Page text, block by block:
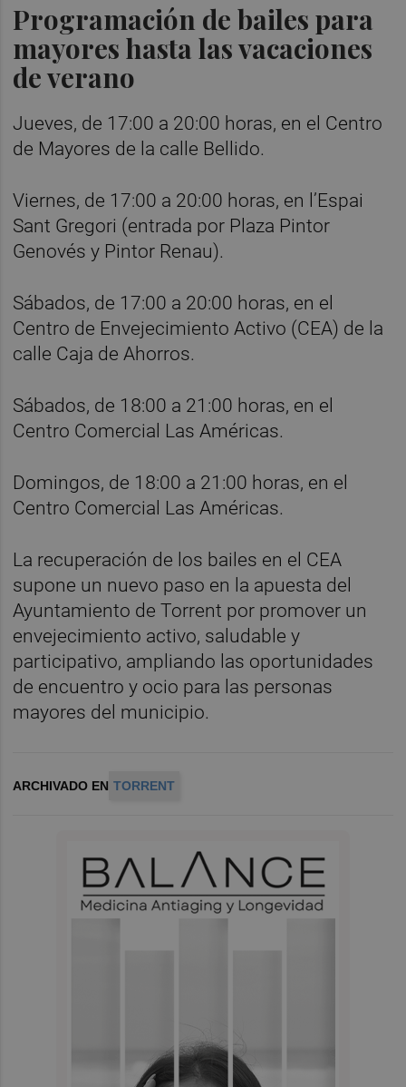
Programación de bailes para
mayores hasta las vacaciones
de verano
Jueves, de 17:00 a 20:00 horas, en el Centro
de Mayores de la calle Bellido.
Viernes, de 17:00 a 20:00 horas, en l’Espai
Sant Gregori (entrada por Plaza Pintor
Genovés y Pintor Renau).
Sábados, de 17:00 a 20:00 horas, en el
Centro de Envejecimiento Activo (CEA) de la
calle Caja de Ahorros.
Sábados, de 18:00 a 21:00 horas, en el
Centro Comercial Las Américas.
Domingos, de 18:00 a 21:00 horas, en el
Centro Comercial Las Américas.
La recuperación de los bailes en el CEA
supone un nuevo paso en la apuesta del
Ayuntamiento de Torrent por promover un
envejecimiento activo, saludable y
participativo, ampliando las oportunidades
de encuentro y ocio para las personas
mayores del municipio.
ARCHIVADO EN TORRENT